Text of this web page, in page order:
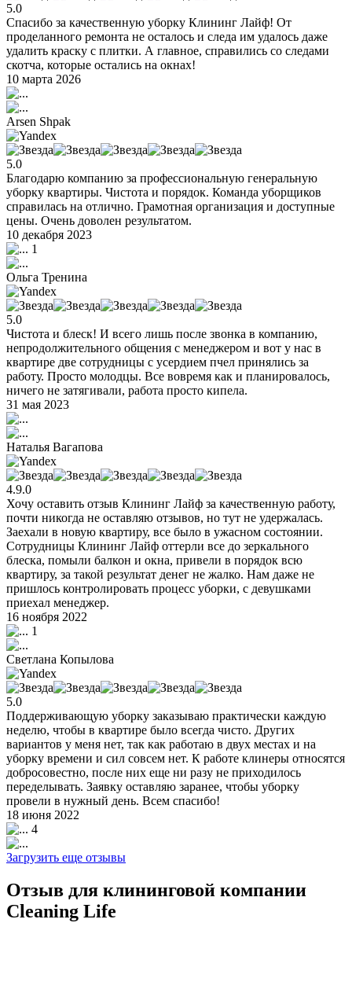
5.0
Спасибо за качественную уборку Клининг Лайф! От
проделанного ремонта не осталось и следа им удалось даже
удалить краску с плитки. А главное, справились со следами
скотча, которые остались на окнах!
10 марта 2026
Arsen Shpak
5.0
Благодарю компанию за профессиональную генеральную
уборку квартиры. Чистота и порядок. Команда уборщиков
справилась на отлично. Грамотная организация и доступные
цены. Очень доволен результатом.
10 декабря 2023
1
Ольга Тренина
5.0
Чистота и блеск! И всего лишь после звонка в компанию,
непродолжительного общения с менеджером и вот у нас в
квартире две сотрудницы с усердием пчел принялись за
работу. Просто молодцы. Все вовремя как и планировалось,
ничего не затягивали, работа просто кипела.
31 мая 2023
Наталья Вагапова
4.9.0
Хочу оставить отзыв Клининг Лайф за качественную работу,
почти никогда не оставляю отзывов, но тут не удержалась.
Заехали в новую квартиру, все было в ужасном состоянии.
Сотрудницы Клининг Лайф оттерли все до зеркального
блеска, помыли балкон и окна, привели в порядок всю
квартиру, за такой результат денег не жалко. Нам даже не
пришлось контролировать процесс уборки, с девушками
приехал менеджер.
16 ноября 2022
1
Светлана Копылова
5.0
Поддерживающую уборку заказываю практически каждую
неделю, чтобы в квартире было всегда чисто. Других
вариантов у меня нет, так как работаю в двух местах и на
уборку времени и сил совсем нет. К работе клинеры относятся
добросовестно, после них еще ни разу не приходилось
переделывать. Заявку оставляю заранее, чтобы уборку
провели в нужный день. Всем спасибо!
18 июня 2022
4
Загрузить еще отзывы
Отзыв для клининговой компании
Cleaning Life